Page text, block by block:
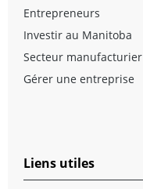
Entrepreneurs
Investir au Manitoba
Secteur manufacturier
Gérer une entreprise
Liens utiles